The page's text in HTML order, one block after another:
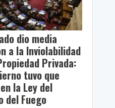
dio media
a la Inviolabilidad
Privada:
tuvo que
la Ley del
del Fuego